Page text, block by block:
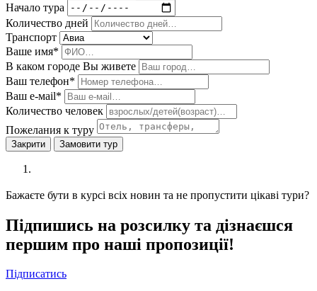
Начало тура
Количество дней
Транспорт
Ваше имя*
В каком городе Вы живете
Ваш телефон*
Ваш е-мail*
Количество человек
Пожелания к туру
Закрити Замовити тур
Бажаєте бути в курсі всіх новин та не пропустити цікаві тури?
Підпишись на розсилку та дізнаєшся
першим про наші пропозиції!
Підписатись